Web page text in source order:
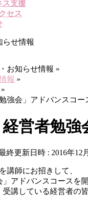
ス支援
セス
らせ情報
お知らせ情報 »
報 »
»
強会」アドバンスコー
経営者勉
終更新日時 : 2016年12
講師にお招きして、
」アドバンスコースを
講している経営者の